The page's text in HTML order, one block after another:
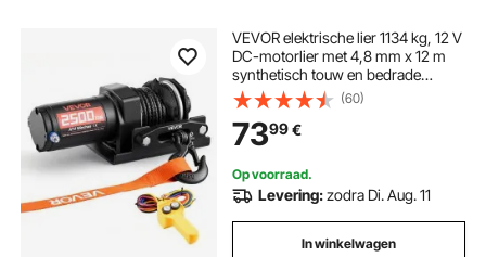
VEVOR elektrische lier 1134 kg, 12 V
DC-motorlier met 4,8 mm x 12 m
synthetisch touw en bedrade
afstandsbediening, IP55, aluminium
behuizing, elektrische lier voor het
slepen van ATV's, zwart
(60)
7399€
Op voorraad.
Levering:zodra Di. Aug. 11
In winkelwagen